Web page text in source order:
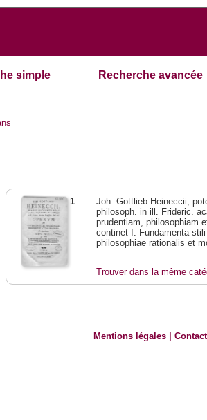
simple Recherche avancée
1
Joh. Gottlieb Heineccii,
philosoph. in ill. Frideric.
prudentiam, philosophiam
continet I. Fundamenta
philosophiae rationalis et
Trouver dans la même
Mentions légales |Contact